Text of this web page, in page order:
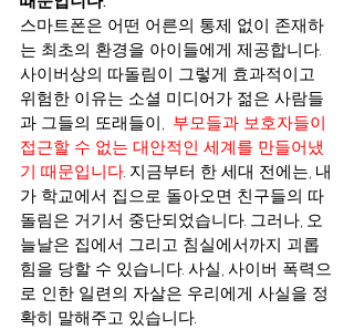
스마트폰은 어떤 어른의 통제 없이 존재하
는 최초의 환경을 아이들에게 제공합니다.
사이버상의 따돌림이 그렇게 효과적이고
위험한 이유는 소셜 미디어가 젊은 사람들
과 그들의 또래들이, 부모들과 보호자들이
접근할 수 없는 대안적인 세계를 만들어냈
기 때문입니다. 지금부터 한 세대 전에는, 내
가 학교에서 집으로 돌아오면 친구들의 따
돌림은 거기서 중단되었습니다. 그러나, 오
늘날은 집에서 그리고 침실에서까지 괴롭
힘을 당할 수 있습니다. 사실, 사이버 폭력으
로 인한 일련의 자살은 우리에게 사실을 정
확히 말해주고 있습니다.